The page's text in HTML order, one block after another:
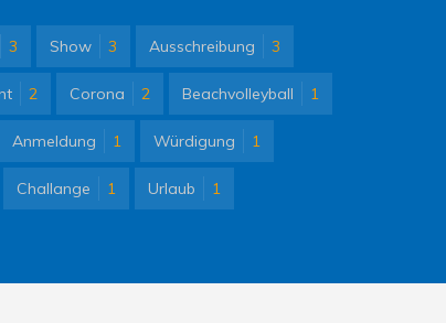
3 Show 3 Ausschreibung 3
2 Corona 2 Beachvolleyball 1
Anmeldung 1 Würdigung 1
Challange 1 Urlaub 1